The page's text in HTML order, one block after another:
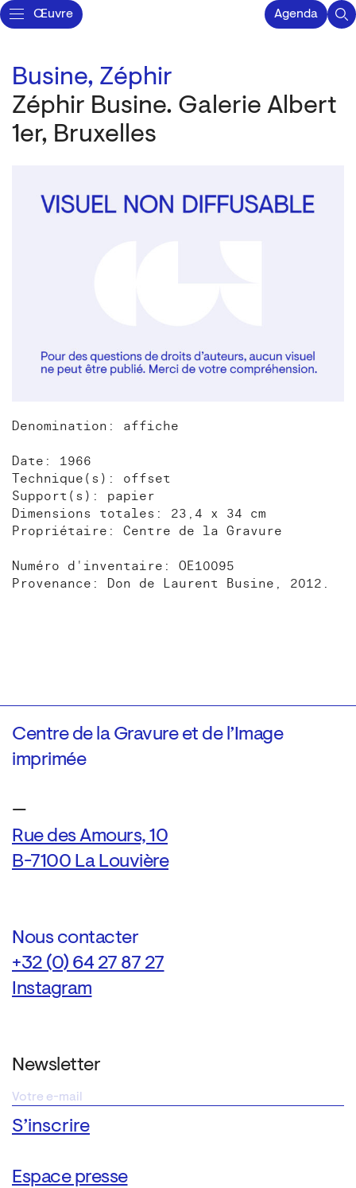
Œuvre Agenda
Busine, Zéphir
Zéphir Busine. Galerie Albert
1er, Bruxelles
Denomination: affiche
Date: 1966
Technique(s): offset
Support(s): papier
Dimensions totales: 23,4 x 34 cm
Propriétaire: Centre de la Gravure
Numéro d'inventaire: OE10095
Provenance: Don de Laurent Busine, 2012.
Centre de la Gravure et de l’Image
imprimée
—
Rue des Amours, 10
B-7100 La Louvière
Nous contacter
+32 (0) 64 27 87 27
Instagram
Newsletter
Espace presse